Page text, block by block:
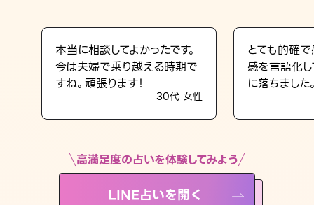
LINE占いを開く
※LINEアプリ内のサービスページへ遷移します
本当に相談してよかったです。
今は夫婦で乗り越える時期で
すね。頑張ります！
30代 女性
とても的確
感を言語化
に落ちました
高満足度の占いを体験してみよう
LINE占いを開く